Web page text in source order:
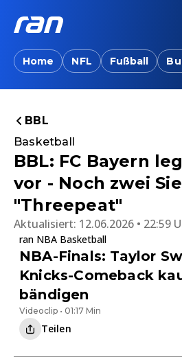
Home NFL Fußball
BBL
Basketball
BBL: FC Bayern
vor - Noch zwei
"Threepeat"
Aktualisiert: 12.06.2026 • 22:59
ran NBA Basketball
NBA-Finals: Taylor
Knicks-Comeback
bändigen
Videoclip • 01:17 Min
Teilen